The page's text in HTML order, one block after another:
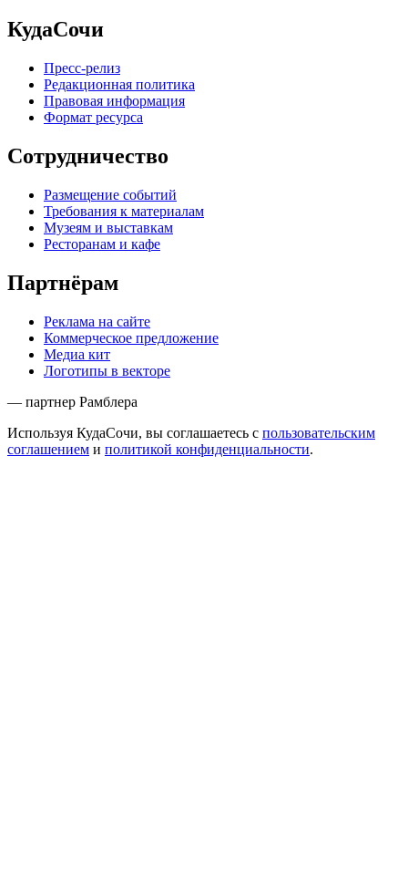
КудаСочи
Пресс-релиз
Редакционная политика
Правовая информация
Формат ресурса
Сотрудничество
Размещение событий
Требования к материалам
Музеям и выставкам
Ресторанам и кафе
Партнёрам
Реклама на сайте
Коммерческое предложение
Медиа кит
Логотипы в векторе
— партнер Рамблера
Используя КудаСочи, вы соглашаетесь с пользовательским
соглашением и политикой конфиденциальности.